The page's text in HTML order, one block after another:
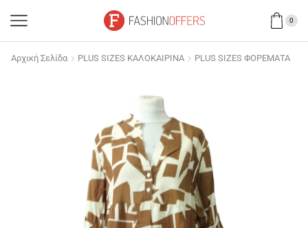
0
Αρχική Σελίδα PLUS SIZES ΚΑΛΟΚΑΙΡΙΝΑ PLUS SIZES ΦΟΡΕΜΑΤΑ